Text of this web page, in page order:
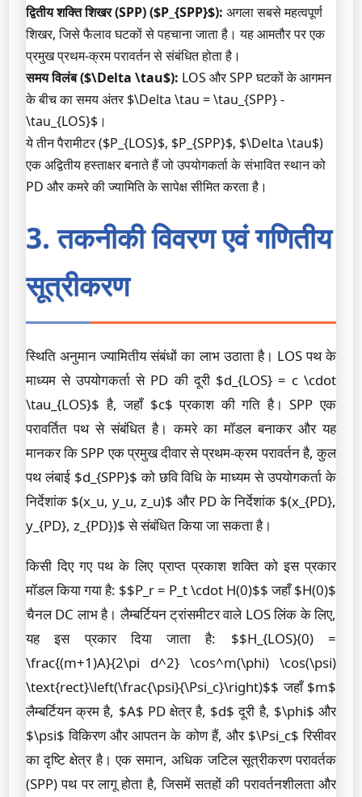
द्वितीय शक्ति शिखर (SPP) ($P_{SPP}$): अगला सबसे महत्वपूर्ण
शिखर, जिसे फैलाव घटकों से पहचाना जाता है। यह आमतौर पर एक
प्रमुख प्रथम-क्रम परावर्तन से संबंधित होता है।
समय विलंब ($\Delta \tau$): LOS और SPP घटकों के आगमन
के बीच का समय अंतर $\Delta \tau = \tau_{SPP} -
\tau_{LOS}$।
ये तीन पैरामीटर ($P_{LOS}$, $P_{SPP}$, $\Delta \tau$)
एक अद्वितीय हस्ताक्षर बनाते हैं जो उपयोगकर्ता के संभावित स्थान को
PD और कमरे की ज्यामिति के सापेक्ष सीमित करता है।
3. तकनीकी विवरण एवं गणितीय
सूत्रीकरण
स्थिति अनुमान ज्यामितीय संबंधों का लाभ उठाता है। LOS पथ के
माध्यम से उपयोगकर्ता से PD की दूरी $d_{LOS} = c \cdot
\tau_{LOS}$ है, जहाँ $c$ प्रकाश की गति है। SPP एक
परावर्तित पथ से संबंधित है। कमरे का मॉडल बनाकर और यह
मानकर कि SPP एक प्रमुख दीवार से प्रथम-क्रम परावर्तन है, कुल
पथ लंबाई $d_{SPP}$ को छवि विधि के माध्यम से उपयोगकर्ता के
निर्देशांक $(x_u, y_u, z_u)$ और PD के निर्देशांक $(x_{PD},
y_{PD}, z_{PD})$ से संबंधित किया जा सकता है।
किसी दिए गए पथ के लिए प्राप्त प्रकाश शक्ति को इस प्रकार
मॉडल किया गया है: $$P_r = P_t \cdot H(0)$$ जहाँ $H(0)$
चैनल DC लाभ है। लैम्बर्टियन ट्रांसमीटर वाले LOS लिंक के लिए,
यह इस प्रकार दिया जाता है: $$H_{LOS}(0) =
\frac{(m+1)A}{2\pi d^2} \cos^m(\phi) \cos(\psi)
\text{rect}\left(\frac{\psi}{\Psi_c}\right)$$ जहाँ $m$
लैम्बर्टियन क्रम है, $A$ PD क्षेत्र है, $d$ दूरी है, $\phi$ और
$\psi$ विकिरण और आपतन के कोण हैं, और $\Psi_c$ रिसीवर
का दृष्टि क्षेत्र है। एक समान, अधिक जटिल सूत्रीकरण परावर्तक
(SPP) पथ पर लागू होता है, जिसमें सतहों की परावर्तनशीलता और